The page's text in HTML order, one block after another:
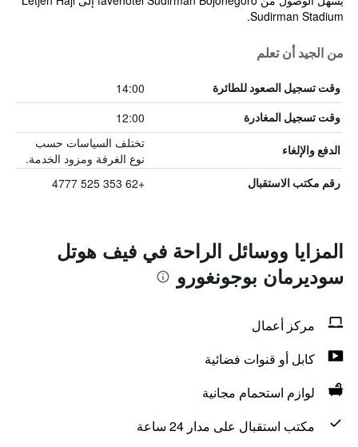
Sudirman Stadium.
من الجيد أن تعلم
وقت تسجيل الصعود للطائرة 14:00
وقت تسجيل المغادرة 12:00
الدفع والإلغاء
تختلف السياسات حسب
نوع الغرفة ومزود الخدمة.
رقم مكتب الاستقبال +62 353 525 4777
المزايا ووسائل الراحة في فيف هوتل
سوديرمان بوجونغورو
مركز أعمال
كابل أو قنوات فضائية
لوازم استحمام مجانية
مكتب استقبال على مدار 24 ساعة